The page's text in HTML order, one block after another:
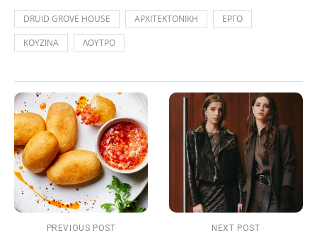
DRUID GROVE HOUSE ΑΡΧΙΤΕΚΤΟΝΙΚΗ
ΕΡΓΟ
ΚΟΥΖΙΝΑ
ΛΟΥΤΡΟ
PREVIOUS POST NEXT POST